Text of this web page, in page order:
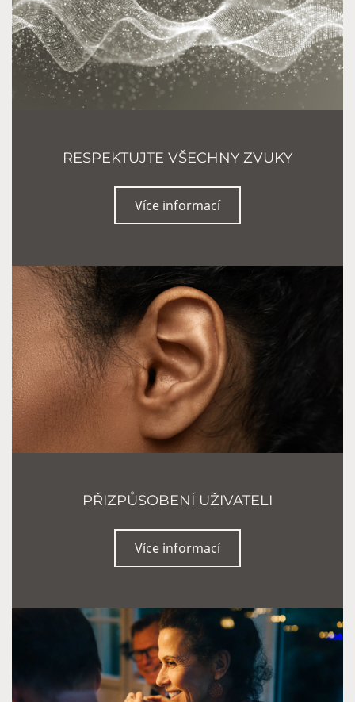
RESPEKTUJTE VŠECHNY ZVUKY
Více informací
PŘIZPŮSOBENÍ UŽIVATELI
Více informací